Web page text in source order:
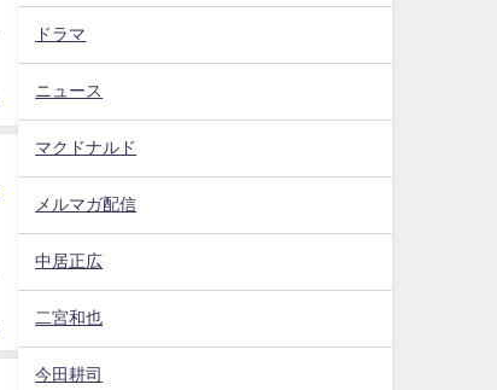
ドラマ
ニュース
マクドナルド
メルマガ配信
中居正広
二宮和也
今田耕司